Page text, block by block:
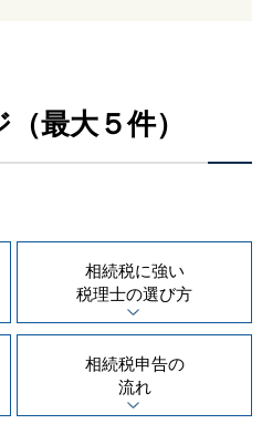
最大５件）
相続税に強い
税理士の選び方
相続税申告の
流れ